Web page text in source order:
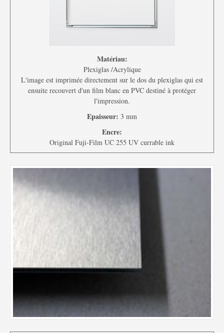
Matériau:
Plexiglas /Acrylique
L'image est imprimée directement sur le dos du plexiglas qui est
ensuite recouvert d'un film blanc en PVC destiné à protéger
l'impression.
Epaisseur: 3 mm
Encre:
Original Fuji-Film UC 255 UV currable ink